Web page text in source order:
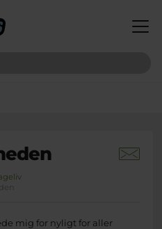
mig for nyligt for aller